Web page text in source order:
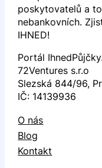
poskytovatelů a
nebankovních.
IHNED!
Portál
72Ventures s.r.o
Slezská 844/96,
IČ: 14139936
O nás
Blog
Kontakt